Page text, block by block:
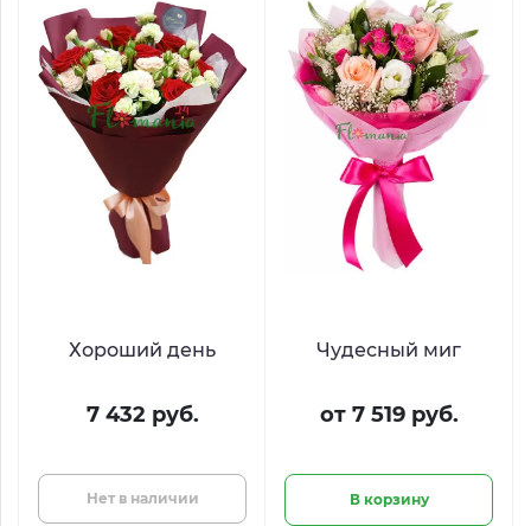
Хороший день
7 432 руб.
Нет в наличии
Чудесный миг
от 7 519 руб.
В корзину